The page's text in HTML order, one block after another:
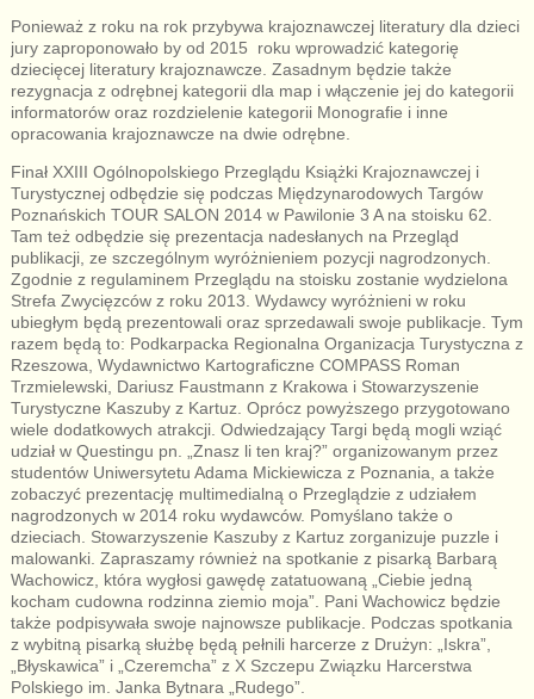
Ponieważ z roku na rok przybywa krajoznawczej literatury dla dzieci
jury zaproponowało by od 2015 roku wprowadzić kategorię
dziecięcej literatury krajoznawcze. Zasadnym będzie także
rezygnacja z odrębnej kategorii dla map i włączenie jej do kategorii
informatorów oraz rozdzielenie kategorii Monografie i inne
opracowania krajoznawcze na dwie odrębne.
Finał XXIII Ogólnopolskiego Przeglądu Książki Krajoznawczej i
Turystycznej odbędzie się podczas Międzynarodowych Targów
Poznańskich TOUR SALON 2014 w Pawilonie 3 A na stoisku 62.
Tam też odbędzie się prezentacja nadesłanych na Przegląd
publikacji, ze szczególnym wyróżnieniem pozycji nagrodzonych.
Zgodnie z regulaminem Przeglądu na stoisku zostanie wydzielona
Strefa Zwycięzców z roku 2013. Wydawcy wyróżnieni w roku
ubiegłym będą prezentowali oraz sprzedawali swoje publikacje. Tym
razem będą to: Podkarpacka Regionalna Organizacja Turystyczna z
Rzeszowa, Wydawnictwo Kartograficzne COMPASS Roman
Trzmielewski, Dariusz Faustmann z Krakowa i Stowarzyszenie
Turystyczne Kaszuby z Kartuz. Oprócz powyższego przygotowano
wiele dodatkowych atrakcji. Odwiedzający Targi będą mogli wziąć
udział w Questingu pn. „Znasz li ten kraj?” organizowanym przez
studentów Uniwersytetu Adama Mickiewicza z Poznania, a także
zobaczyć prezentację multimedialną o Przeglądzie z udziałem
nagrodzonych w 2014 roku wydawców. Pomyślano także o
dzieciach. Stowarzyszenie Kaszuby z Kartuz zorganizuje puzzle i
malowanki. Zapraszamy również na spotkanie z pisarką Barbarą
Wachowicz, która wygłosi gawędę zatatuowaną „Ciebie jedną
kocham cudowna rodzinna ziemio moja”. Pani Wachowicz będzie
także podpisywała swoje najnowsze publikacje. Podczas spotkania
z wybitną pisarką służbę będą pełnili harcerze z Drużyn: „Iskra”,
„Błyskawica” i „Czeremcha” z X Szczepu Związku Harcerstwa
Polskiego im. Janka Bytnara „Rudego”.